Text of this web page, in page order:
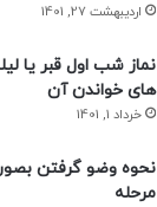
اردیبهشت 27, 1401
نماز شب اول قبر یا
های خواندن آن
خرداد 1, 1401
نحوه وضو گرفتن
مرحله